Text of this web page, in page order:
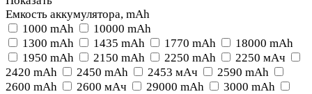
Емкость аккумулятора, mAh
1000 mAh
10000 mAh
1300 mAh
1435 mAh 1770 mAh
18000 mAh
1950 mAh
2150 mAh 2250 mAh
2250 мАч
2420 mAh
2450 mAh 2453 мАч
2590 mAh
2600 mAh
2600 мАч 29000 mAh
3000 mAh